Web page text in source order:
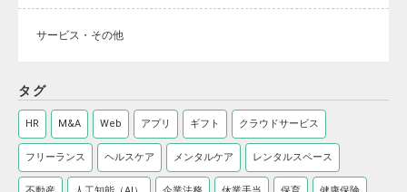
サービス・その他
タグ
HR M&A Web アプリ ギフト クラウドサービス
フリーランス ヘルスケア メンタルケア レンタルスペース